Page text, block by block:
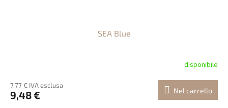
SEA Blue
disponibile
7,77 € IVA esclusa
9,48 € Nel carrello